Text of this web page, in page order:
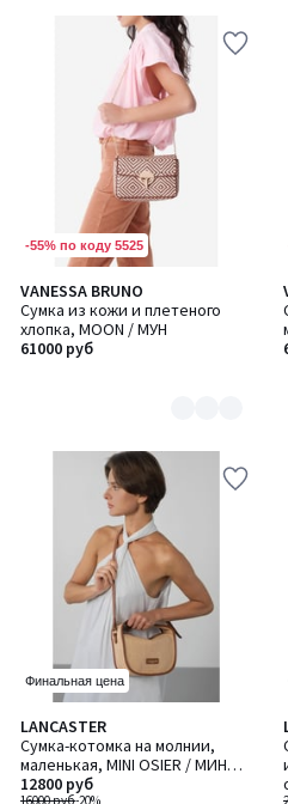
-55% по коду 5525
VANESSA BRUNO
Сумка из кожи и плетеного
хлопка, MOON / МУН
61000 руб
Количество
цветов:
2
Финальная цена
LANCASTER
Сумка-котомка на молнии,
маленькая, MINI OSIER / МИНИ
ОСИЕР
16000 руб-20%
12800 руб